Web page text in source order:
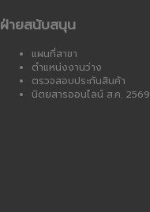
ฝ่ายสนับสนุน
แผนที่สาขา
ตำแหน่งงานว่าง
ตรวจสอบประกันสินค้า
นิตยสารออนไลน์ ส.ค. 2569